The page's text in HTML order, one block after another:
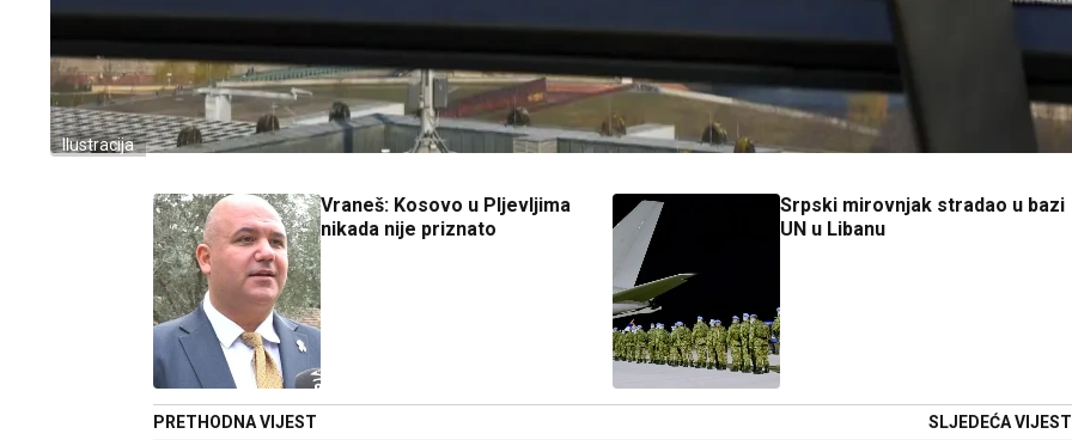
Ilustracija
Vraneš: Kosovo u Pljevljima
nikada nije priznato
PRETHODNA VIJEST
Srpski mirovnjak stradao u bazi
UN u Libanu
SLJEDEĆA VIJEST